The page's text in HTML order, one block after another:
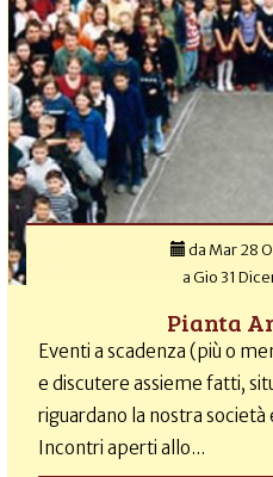
da Mar 28
aGio 31
Pianta
Eventi a scadenza (più o
e discutere assieme fatti,
riguardano la nostra società
Incontri aperti allo...